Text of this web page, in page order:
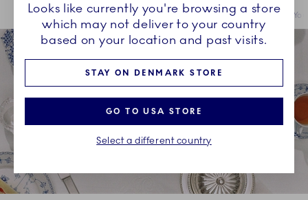
Breadcrumb Headlinesss
HjemINSPIRATION Guides & Inspiration 250 Years of Sharing
Looks like currently you're browsing a store
which may not deliver to your country
based on your location and past visits.
STAY ON DENMARK STORE
GO TO USA STORE
Select a different country